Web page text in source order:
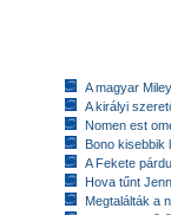
A magyar
A királyi
Nomen est
Bono kisebbik
A Fekete
Hova tűnt
Megtalálták a